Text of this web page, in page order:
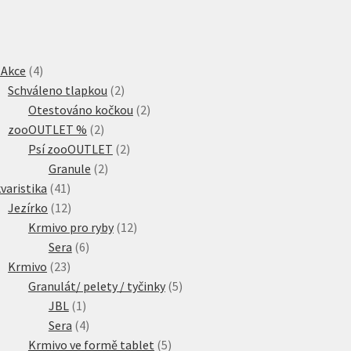
44
produkty
Schváleno tlapkou 22
produkty
Otestováno kočkou 22
zooOUTLET % 22
produkty
Psí zooOUTLET 22
Granule 22
4141
produktů
Jezírko 1212
produktů
Krmivo pro ryby 1212
Sera 66
Krmivo 2323
produktů
Granulát/ pelety / tyčinky 55
JBL 11
produkt
Sera 44
produkty
Krmivo ve formě tablet 55